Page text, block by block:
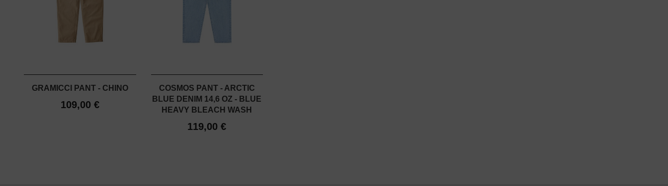
GRAMICCI PANT - CHINO
109,00 €
COSMOS PANT - ARCTIC
BLUE DENIM 14,6 OZ - BLUE
HEAVY BLEACH WASH
119,00 €